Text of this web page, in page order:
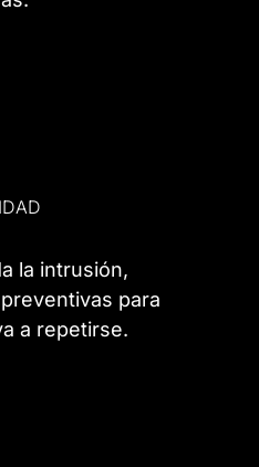
la intrusión,
para
a repetirse.